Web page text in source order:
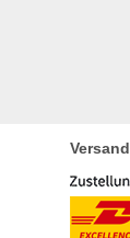
Versand